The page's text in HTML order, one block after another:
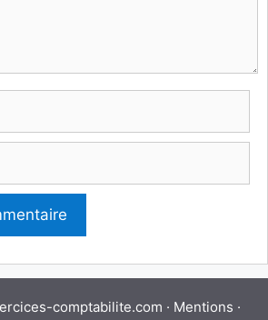
comptabilite.com · Mentions ·